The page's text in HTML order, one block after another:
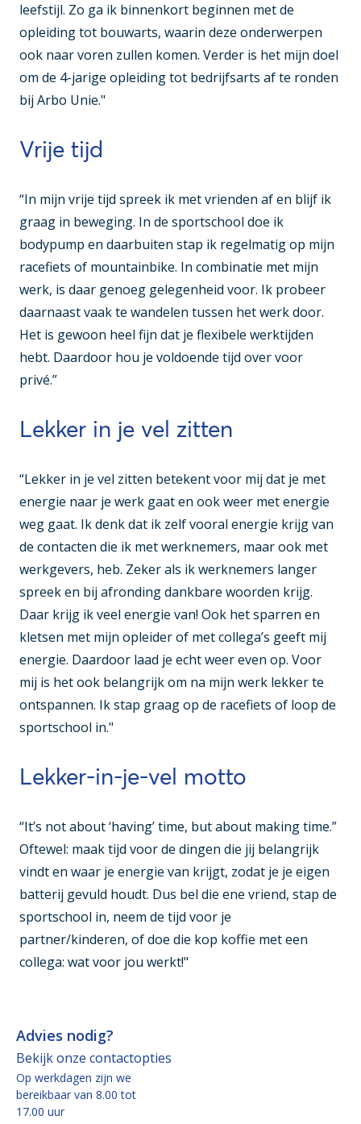
leefstijl. Zo ga ik binnenkort beginnen met de
opleiding tot bouwarts, waarin deze onderwerpen
ook naar voren zullen komen. Verder is het mijn doel
om de 4-jarige opleiding tot bedrijfsarts af te ronden
bij Arbo Unie."
Vrije tijd
“In mijn vrije tijd spreek ik met vrienden af en blijf ik
graag in beweging. In de sportschool doe ik
bodypump en daarbuiten stap ik regelmatig op mijn
racefiets of mountainbike. In combinatie met mijn
werk, is daar genoeg gelegenheid voor. Ik probeer
daarnaast vaak te wandelen tussen het werk door.
Het is gewoon heel fijn dat je flexibele werktijden
hebt. Daardoor hou je voldoende tijd over voor
privé.”
Lekker in je vel zitten
“Lekker in je vel zitten betekent voor mij dat je met
energie naar je werk gaat en ook weer met energie
weg gaat. Ik denk dat ik zelf vooral energie krijg van
de contacten die ik met werknemers, maar ook met
werkgevers, heb. Zeker als ik werknemers langer
spreek en bij afronding dankbare woorden krijg.
Daar krijg ik veel energie van! Ook het sparren en
kletsen met mijn opleider of met collega’s geeft mij
energie. Daardoor laad je echt weer even op. Voor
mij is het ook belangrijk om na mijn werk lekker te
ontspannen. Ik stap graag op de racefiets of loop de
sportschool in."
Lekker-in-je-vel motto
“It’s not about ‘having’ time, but about making time.”
Oftewel: maak tijd voor de dingen die jij belangrijk
vindt en waar je energie van krijgt, zodat je je eigen
batterij gevuld houdt. Dus bel die ene vriend, stap de
sportschool in, neem de tijd voor je
partner/kinderen, of doe die kop koffie met een
collega: wat voor jou werkt!"
Advies nodig?
Bekijk onze contactopties
Op werkdagen zijn we
bereikbaar van 8.00 tot
17.00 uur